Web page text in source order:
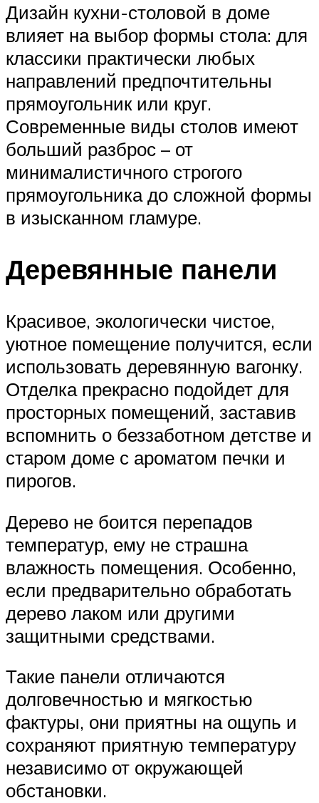
Дизайн кухни-столовой в доме
влияет на выбор формы стола: для
классики практически любых
направлений предпочтительны
прямоугольник или круг.
Современные виды столов имеют
больший разброс – от
минималистичного строгого
прямоугольника до сложной формы
в изысканном гламуре.
Деревянные панели
Красивое, экологически чистое,
уютное помещение получится, если
использовать деревянную вагонку.
Отделка прекрасно подойдет для
просторных помещений, заставив
вспомнить о беззаботном детстве и
старом доме с ароматом печки и
пирогов.
Дерево не боится перепадов
температур, ему не страшна
влажность помещения. Особенно,
если предварительно обработать
дерево лаком или другими
защитными средствами.
Такие панели отличаются
долговечностью и мягкостью
фактуры, они приятны на ощупь и
сохраняют приятную температуру
независимо от окружающей
обстановки.